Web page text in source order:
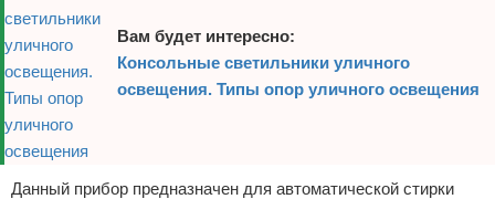
Вам будет интересно:
Консольные светильники уличного
освещения. Типы опор уличного освещения
Данный прибор предназначен для автоматической стирки